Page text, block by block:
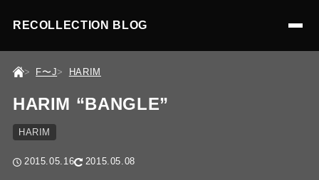
RECOLLECTION BLOG
F〜J HARIM
HARIM “BANGLE”
HARIM
2015.05.16 2015.05.08